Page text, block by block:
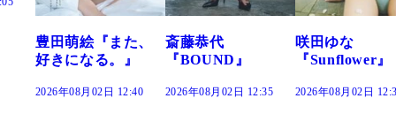
豊田萌絵『また、
好きになる。』
2026年08月02日 12:40
斎藤恭代
『BOUND』
2026年08月02日 12:35
咲田ゆな
『Sunflower』
2026年08月02日